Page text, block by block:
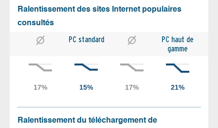
Ralentissement des sites Internet populaires
consultés
PC standard
PC haut de
gamme
Ralentissement du téléchargement de